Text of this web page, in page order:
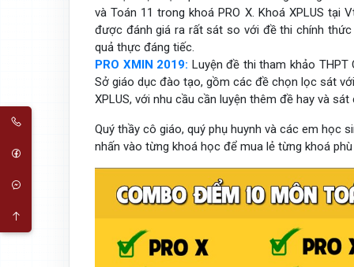
và Toán 11 trong khoá PRO X. Khoá XPLUS
được đánh giá ra rất sát so với đề thi chính thức
quả thực đáng tiếc.
PRO XMIN 2019: Luyện đề thi tham khảo
Sở giáo dục đào tạo, gồm các đề chọn lọc sát
XPLUS, với nhu cầu cần luyện thêm đề hay và sát
Quý thầy cô giáo, quý phụ huynh và các em học
nhấn vào từng khoá học để mua lẻ từng khoá